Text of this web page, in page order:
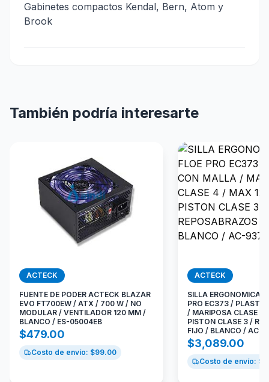
Gabinetes compactos Kendal, Bern, Atom y
Brook
También podría interesarte
ACTECK
FUENTE DE PODER ACTECK BLAZAR
EVO FT700EW / ATX / 700 W / NO
MODULAR / VENTILADOR 120 MM /
BLANCO / ES-05004EB
$479.00
Costo de envío: $99.00
ACTECK
SILLA ERGONOMICA
PRO EC373 /
/ MARIPOSA CLASE 4
PISTON CLASE 3 /
FIJO / BLANCO / AC-
$3,089.00
Costo de envío: $